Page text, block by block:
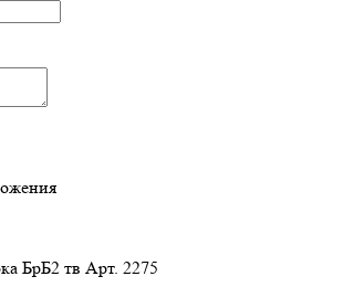
БрБ2 тв Арт. 2275